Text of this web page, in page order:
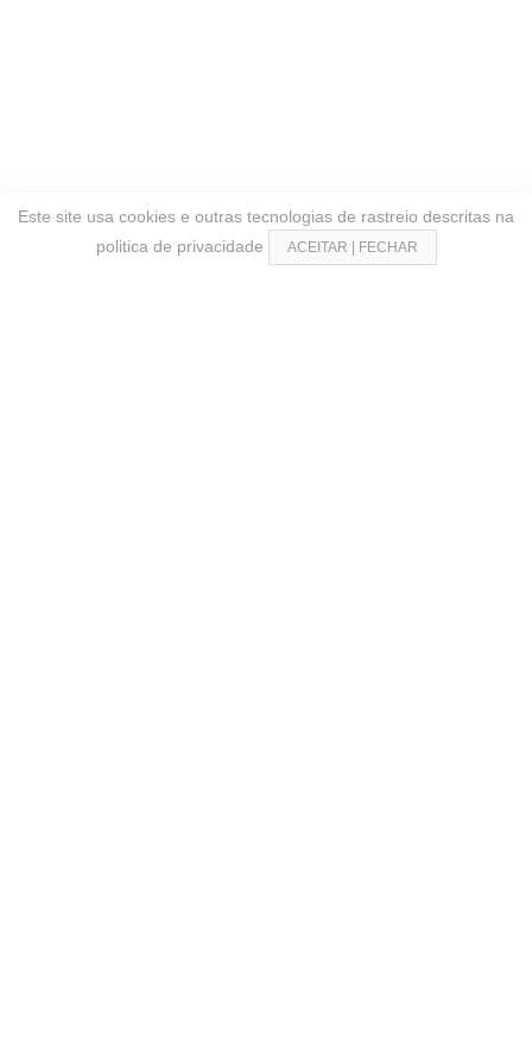
Este site usa cookies e outras tecnologias de rastreio descritas na
politica de privacidade
ACEITAR | FECHAR